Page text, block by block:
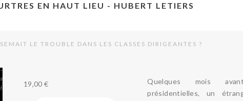
EN HAUT LIEU - HUBERT LETIERS
LE TROUBLE DANS LES CLASSES DIRIGEANTES ?
19,00€
Quelques mois
présidentielles, un